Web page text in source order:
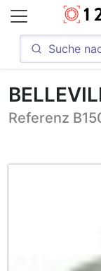
Referenz